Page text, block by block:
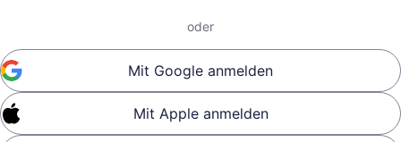
oder
Mit Google anmelden
Mit Apple anmelden